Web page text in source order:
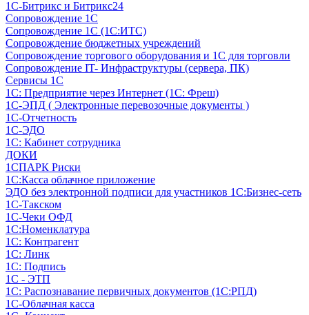
1С-Битрикс и Битрикс24
Сопровождение 1С
Сопровождение 1С (1С:ИТС)
Сопровождение бюджетных учреждений
Сопровождение торгового оборудования и 1С для торговли
Сопровождение IT- Инфраструктуры (сервера, ПК)
Сервисы 1С
1С: Предприятие через Интернет (1С: Фреш)
1С-ЭПД ( Электронные перевозочные документы )
1С-Отчетность
1С-ЭДО
1С: Кабинет сотрудника
ДОКИ
1СПАРК Риски
1С:Касса облачное приложение
ЭДО без электронной подписи для участников 1С:Бизнес-сеть
1С-Такском
1С-Чеки ОФД
1С:Номенклатура
1С: Контрагент
1С: Линк
1С: Подпись
1С - ЭТП
1С: Распознавание первичных документов (1С:РПД)
1С-Облачная касса